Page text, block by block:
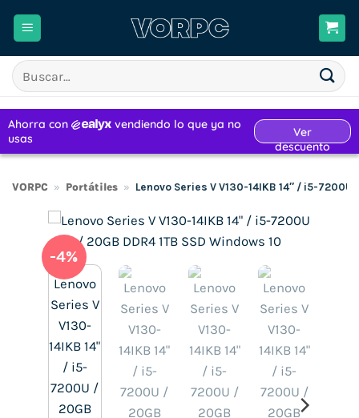
Buscar
por:
VORPC » Portátiles » Lenovo Series V V130-14IKB 14″ / i5-7200U
-4%